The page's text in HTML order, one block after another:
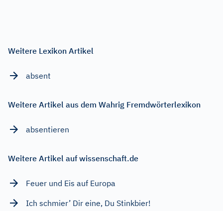
Weitere Lexikon Artikel
absent
Weitere Artikel aus dem Wahrig Fremdwörterlexikon
absentieren
Weitere Artikel auf wissenschaft.de
Feuer und Eis auf Europa
Ich schmier’ Dir eine, Du Stinkbier!